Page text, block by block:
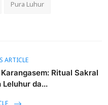
Pura Luhur
ARTICLE
Ritual Sakral
Leluhur da...